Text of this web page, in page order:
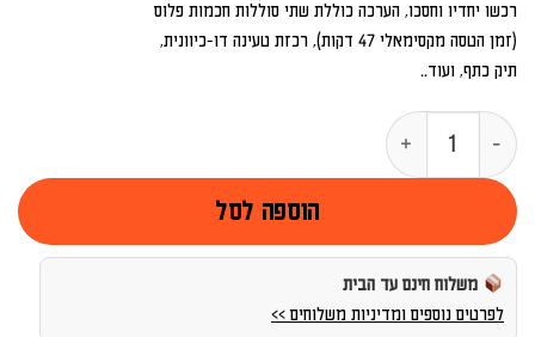
רכשו יחדיו וחסכו, הערכה כוללת שתי סוללות חכמות פלוס
(זמן הטסה מקסימאלי 47 דקות), רכזת טעינה דו-כיוונית,
תיק כתף, ועוד..
כמות של Mini 3 Pro Fly More Kit Plus
הוספה לסל
משלוח חינם עד הבית
לפרטים נוספים ומדיניות משלוחים >>